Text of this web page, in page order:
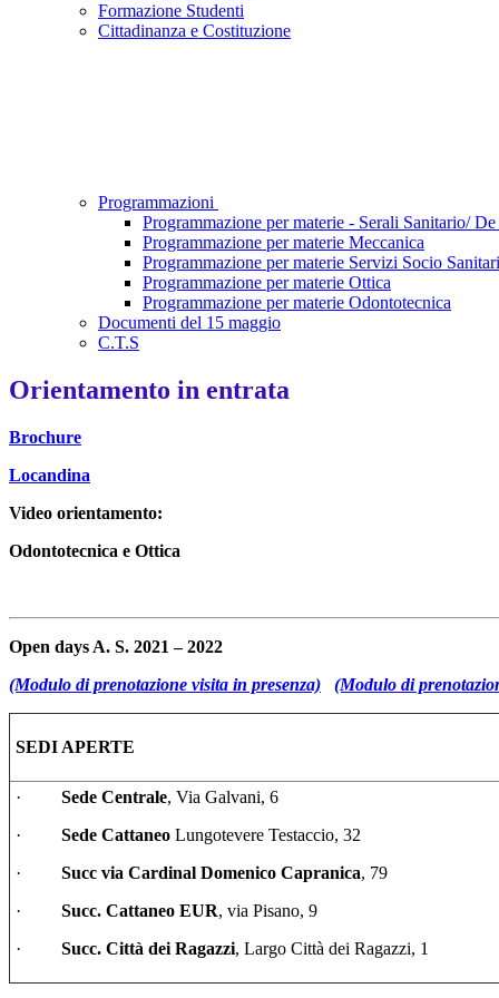
Formazione Studenti
Cittadinanza e Costituzione
Programmazioni
Programmazione per materie - Serali Sanitario/
Programmazione per materie Meccanica
Programmazione per materie Servizi Socio Sanitari
Programmazione per materie Ottica
Programmazione per materie Odontotecnica
Documenti del 15 maggio
C.T.S
Orientamento in entrata
Brochure
Locandina
Video orientamento:
Odontotecnica e Ottica
Open days A. S. 2021 – 2022
(Modulo di prenotazione visita in presenza)
(Modulo di
SEDI APERTE
· Sede Centrale, Via Galvani, 6
·
Sede Cattaneo Lungotevere Testaccio, 32
·
Succ via Cardinal Domenico Capranica, 79
·
Succ. Cattaneo EUR, via Pisano, 9
·
Succ. Città dei Ragazzi, Largo Città dei Ragazzi, 1